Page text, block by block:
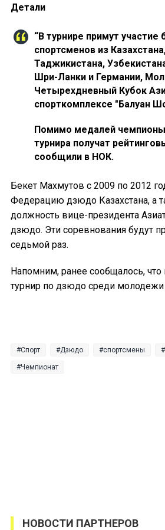
Детали
“В турнире примут участие
спортсменов из
Таджикистана,
Шри-Ланки и Германии,
Четырехдневный Кубок
спорткомплексе "Балуан
Помимо медалей
турнира получат
сообщили в НОК.
Бекет Махмутов с 2009 по 2012
Федерацию дзюдо Казахстана, а
должность вице-президента
дзюдо. Эти соревнования будут
седьмой раз.
Напомним, ранее сообщалось,
турнир по дзюдо среди молодежи
Спорт Дзюдо спортсмены
Чемпионат
НОВОСТИ ПАРТНЕРОВ